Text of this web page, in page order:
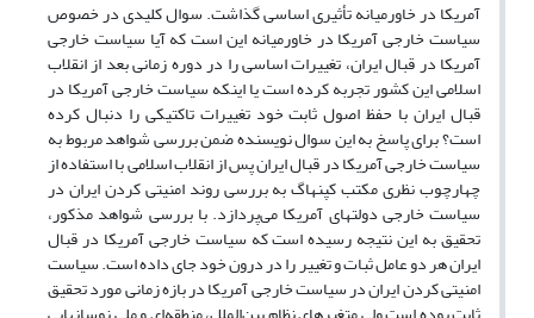
آمریکا در خاورمیانه تأثیری اساسی گذاشت. سوال کلیدی در خصوص
سیاست خارجی آمریکا در خاورمیانه این است که آیا سیاست خارجی
آمریکا در قبال ایران، تغییرات اساسی را در دوره زمانی بعد از انقلاب
اسلامی این کشور تجربه کرده است یا اینکه سیاست خارجی آمریکا در
قبال ایران با حفظ اصول ثابت خود تغییرات تاکتیکی را دنبال کرده
است؟ برای پاسخ به این سوال نویسنده ضمن بررسی شواهد مربوط به
سیاست خارجی آمریکا در قبال ایران پس از انقلاب اسلامی با استفاده از
چهارچوب نظری مکتب کپنهاگ به بررسی روند امنیتی کردن ایران در
سیاست خارجی دولتهای آمریکا می‌پردازد. با بررسی شواهد مذکور،
تحقیق به این نتیجه رسیده است که سیاست خارجی آمریکا در قبال
ایران هر دو عامل ثبات و تغییر را در درون خود جای داده است. سیاست
امنیتی کردن ایران در سیاست خارجی آمریکا در بازه زمانی مورد تحقیق